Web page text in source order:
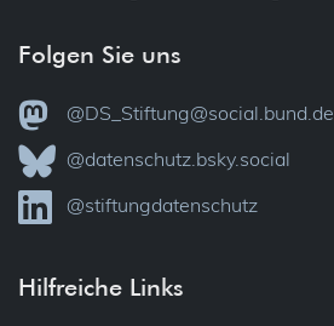
Folgen Sie uns
@DS_Stiftung@social.bund.de
@datenschutz.bsky.social
@stiftungdatenschutz
Hilfreiche Links